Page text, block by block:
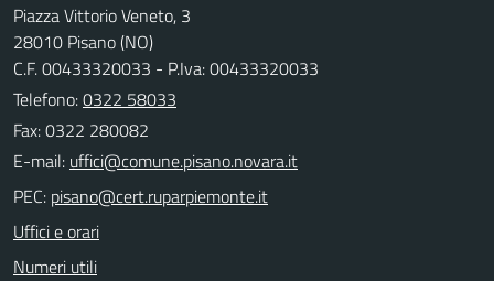
Piazza Vittorio Veneto, 3
28010 Pisano (NO)
C.F. 00433320033 - P.Iva: 00433320033
Telefono:0322 58033
Fax: 0322 280082
E-mail:
PEC:
Uffici e orari
Numeri utili